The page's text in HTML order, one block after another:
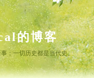
的博客
；一切历史都是当代史。